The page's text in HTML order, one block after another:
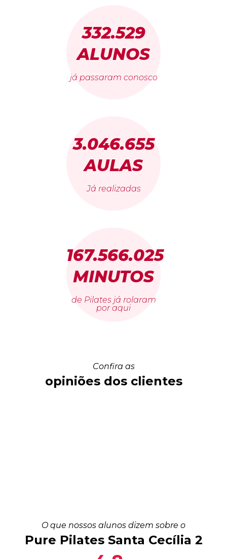
332.529
ALUNOS
já passaram conosco
3.046.655
AULAS
Já realizadas
167.566.025
MINUTOS
de Pilates já rolaram
por aqui
Confira as
opiniões dos clientes
O que nossos alunos dizem sobre o
Pure Pilates Santa Cecília 2